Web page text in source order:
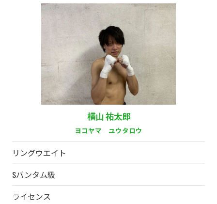
横山 祐太郎
ヨコヤマ ユウタロウ
リングウエイト
Sバンタム級
ライセンス